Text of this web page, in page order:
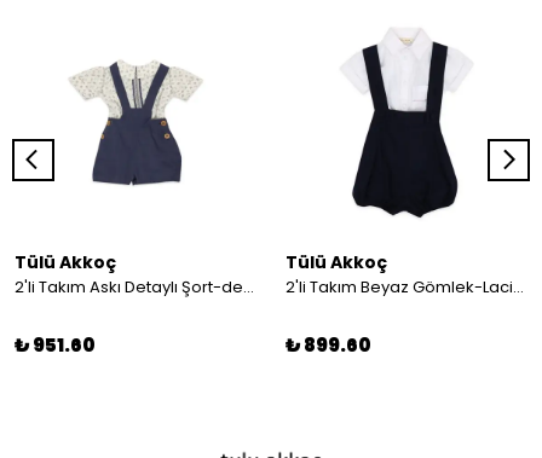
Tülü Akkoç
2'li Takım Askı Detaylı Şort-desenli Gömlek
₺ 951.60
Tülü Akkoç
2'li Takım Beyaz Gömlek-Lacivert Askılı Şort
₺ 899.60